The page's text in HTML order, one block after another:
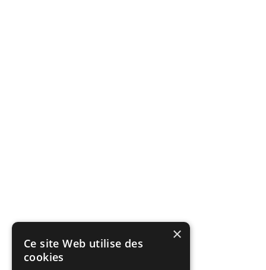
×
Ce site Web utilise des
cookies